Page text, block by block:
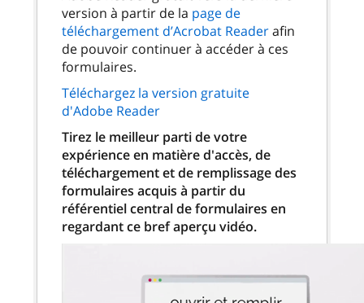
version à partir de la page de
téléchargement d’Acrobat Readerafin
de pouvoir continuer à accéder à ces
formulaires.
Téléchargez la version gratuite
d'Adobe Reader
Tirez le meilleur parti de votre
expérience en matière d'accès, de
téléchargement et de remplissage des
formulaires acquis à partir du
référentiel central de formulaires en
regardant ce bref aperçu vidéo.